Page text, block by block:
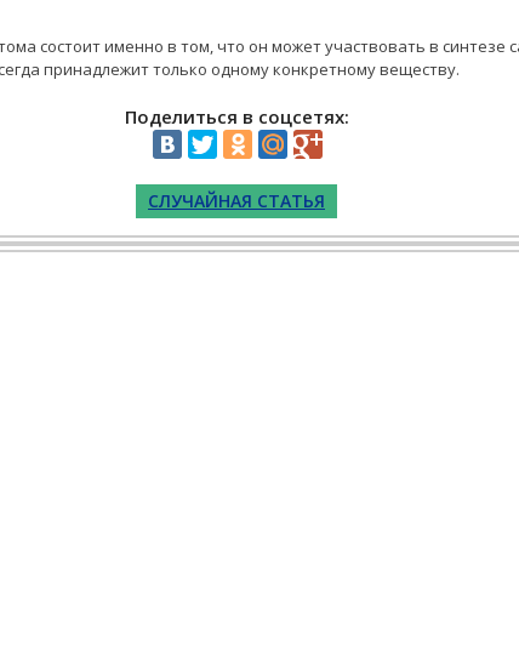
состоит именно в том, что он может участвовать в
принадлежит только одному конкретному веществу.
Поделиться в соцсетях:
СЛУЧАЙНАЯ СТАТЬЯ